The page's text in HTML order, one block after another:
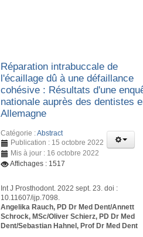
Réparation intrabuccale de
l'écaillage dû à une défaillance
cohésive : Résultats d'une
nationale auprès des dentistes
Allemagne
Catégorie :Abstract
Publication : 15 octobre 2022
Mis à jour : 16 octobre 2022
Affichages : 1517
Int J Prosthodont. 2022 sept. 23. doi :
10.11607/ijp.7098.
Angelika Rauch, PD Dr Med Dent/Annett
Schrock, MSc/Oliver Schierz, PD Dr Med
Dent/Sebastian Hahnel, Prof Dr Med Dent